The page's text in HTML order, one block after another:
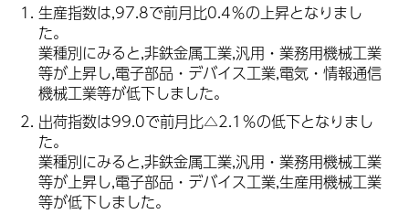
生産指数は,97.8で前月比0.4％の上昇となりまし
た。
業種別にみると,非鉄金属工業,汎用・業務用機械工業
等が上昇し,電子部品・デバイス工業,電気・情報通信
機械工業等が低下しました。
出荷指数は99.0で前月比△2.1％の低下となりまし
た。
業種別にみると,非鉄金属工業,汎用・業務用機械工業
等が上昇し,電子部品・デバイス工業,生産用機械工業
等が低下しました。